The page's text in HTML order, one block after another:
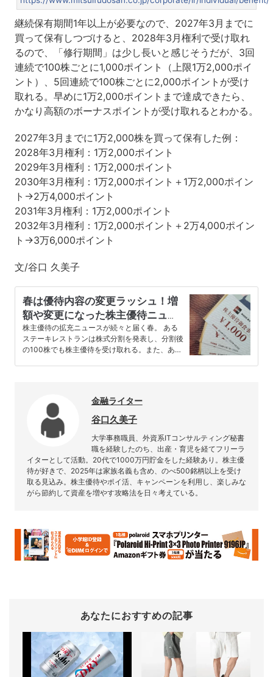
継続保有期間1年以上が必要なので、2027年3月までに
買って保有しつづけると、2028年3月権利で受け取れ
るので、「修行期間」は少し長いと感じそうだが、3回
連続で100株ごとに1,000ポイント（上限1万2,000ポイ
ント）、5回連続で100株ごとに2,000ポイントが受け
取れる。早めに1万2,000ポイントまで達成できたら、
かなり高額のボーナスポイントが受け取れるとわかる。
2027年3月までに1万2,000株を買って保有した例：
2028年3月権利：1万2,000ポイント
2029年3月権利：1万2,000ポイント
2030年3月権利：1万2,000ポイント＋1万2,000ポイン
ト→2万4,000ポイント
2031年3月権利：1万2,000ポイント
2032年3月権利：1万2,000ポイント＋2万4,000ポイン
ト→3万6,000ポイント
文/谷口 久美子
春は優待内容の変更ラッシュ！増
額や変更になった株主優待ニュー
ス【株主優待ガイド】
株主優待の拡充ニュースが続々と届く春。 ある
ステーキレストランは株式分割を発表し、分割後
の100株でも株主優待を受け取れる。また、ある
金融ライター
谷口久美子
大学事務職員、外資系ITコンサルティング秘書
職を経験したのち、出産・育児を経てフリーラ
イターとして活動。20代で1000万円貯金をした経験あり。株主優
待が好きで、2025年は家族名義も含め、のべ500銘柄以上を受け
取る見込み。株主優待やポイ活、キャンペーンを利用し、楽しみな
がら節約して資産を増やす攻略法を日々考えている。
あなたにおすすめの記事